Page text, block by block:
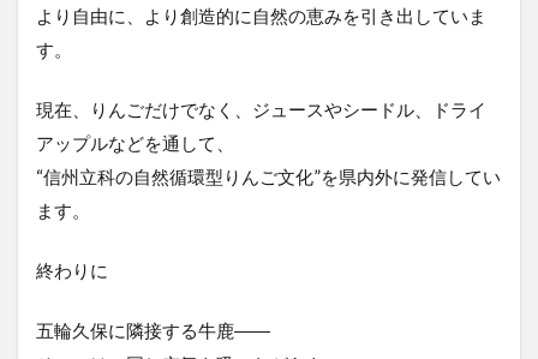
より自由に、より創造的に自然の恵みを引き出していま
す。
現在、りんごだけでなく、ジュースやシードル、ドライ
アップルなどを通して、
“信州立科の自然循環型りんご文化”を県内外に発信してい
ます。
終わりに
五輪久保に隣接する牛鹿――